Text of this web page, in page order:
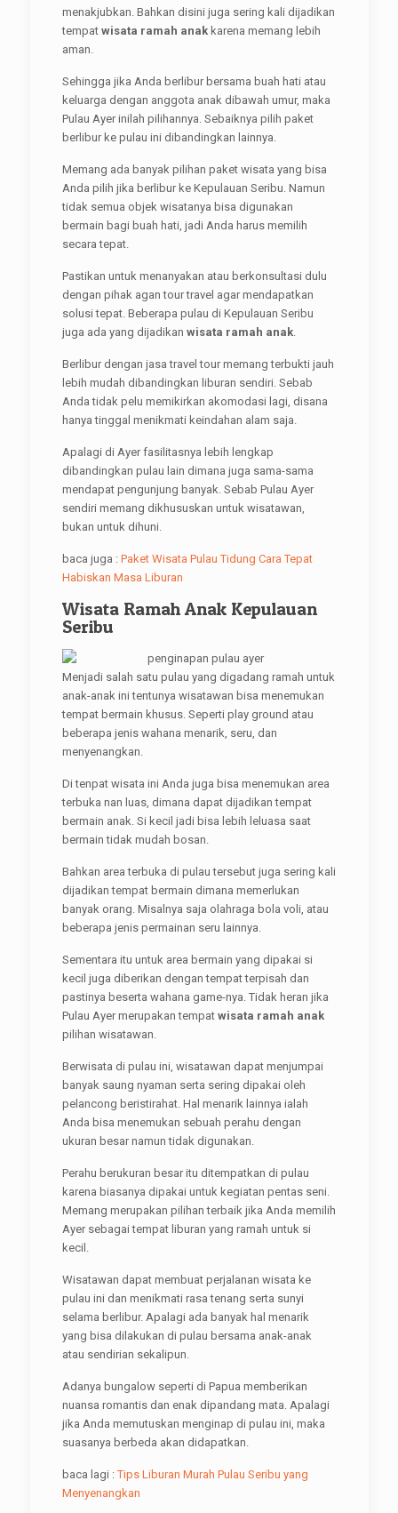
menakjubkan. Bahkan disini juga sering kali dijadikan
tempatwisata ramah anakkarena memang lebih
aman.
Sehingga jika Anda berlibur bersama buah hati atau
keluarga dengan anggota anak dibawah umur, maka
Pulau Ayer inilah pilihannya. Sebaiknya pilih paket
berlibur ke pulau ini dibandingkan lainnya.
Memang ada banyak pilihan paket wisata yang bisa
Anda pilih jika berlibur ke Kepulauan Seribu. Namun
tidak semua objek wisatanya bisa digunakan
bermain bagi buah hati, jadi Anda harus memilih
secara tepat.
Pastikan untuk menanyakan atau berkonsultasi dulu
dengan pihak agan tour travel agar mendapatkan
solusi tepat. Beberapa pulau di Kepulauan Seribu
juga ada yang dijadikan wisata ramah anak.
Berlibur dengan jasa travel tour memang terbukti jauh
lebih mudah dibandingkan liburan sendiri. Sebab
Anda tidak pelu memikirkan akomodasi lagi, disana
hanya tinggal menikmati keindahan alam saja.
Apalagi di Ayer fasilitasnya lebih lengkap
dibandingkan pulau lain dimana juga sama-sama
mendapat pengunjung banyak. Sebab Pulau Ayer
sendiri memang dikhususkan untuk wisatawan,
bukan untuk dihuni.
baca juga : Paket Wisata Pulau Tidung Cara Tepat
Habiskan Masa Liburan
Wisata Ramah Anak Kepulauan
Seribu
Menjadi salah satu pulau yang digadang ramah untuk
anak-anak ini tentunya wisatawan bisa menemukan
tempat bermain khusus. Seperti play ground atau
beberapa jenis wahana menarik, seru, dan
menyenangkan.
Di tenpat wisata ini Anda juga bisa menemukan area
terbuka nan luas, dimana dapat dijadikan tempat
bermain anak. Si kecil jadi bisa lebih leluasa saat
bermain tidak mudah bosan.
Bahkan area terbuka di pulau tersebut juga sering kali
dijadikan tempat bermain dimana memerlukan
banyak orang. Misalnya saja olahraga bola voli, atau
beberapa jenis permainan seru lainnya.
Sementara itu untuk area bermain yang dipakai si
kecil juga diberikan dengan tempat terpisah dan
pastinya beserta wahana game-nya. Tidak heran jika
Pulau Ayer merupakan tempatwisata ramah anak
pilihan wisatawan.
Berwisata di pulau ini, wisatawan dapat menjumpai
banyak saung nyaman serta sering dipakai oleh
pelancong beristirahat. Hal menarik lainnya ialah
Anda bisa menemukan sebuah perahu dengan
ukuran besar namun tidak digunakan.
Perahu berukuran besar itu ditempatkan di pulau
karena biasanya dipakai untuk kegiatan pentas seni.
Memang merupakan pilihan terbaik jika Anda memilih
Ayer sebagai tempat liburan yang ramah untuk si
kecil.
Wisatawan dapat membuat perjalanan wisata ke
pulau ini dan menikmati rasa tenang serta sunyi
selama berlibur. Apalagi ada banyak hal menarik
yang bisa dilakukan di pulau bersama anak-anak
atau sendirian sekalipun.
Adanya bungalow seperti di Papua memberikan
nuansa romantis dan enak dipandang mata. Apalagi
jika Anda memutuskan menginap di pulau ini, maka
suasanya berbeda akan didapatkan.
baca lagi :Tips Liburan Murah Pulau Seribu yang
Menyenangkan